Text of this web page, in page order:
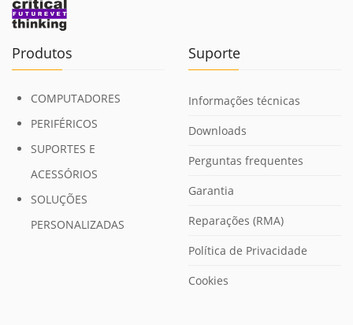
Produtos
COMPUTADORES
PERIFÉRICOS
SUPORTES E
ACESSÓRIOS
SOLUÇÕES
PERSONALIZADAS
Suporte
Informações técnicas
Downloads
Perguntas frequentes
Garantia
Reparações (RMA)
Política de Privacidade
Cookies